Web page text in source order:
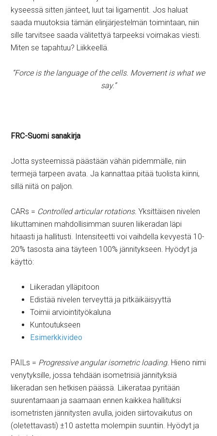
kyseessä sitten jänteet, luut tai ligamentit. Jos haluat
saada muutoksia tämän elinjärjestelmän toimintaan, niin
sille tarvitsee saada välitettyä tarpeeksi voimakas viesti.
Miten se tapahtuu? Liikkeellä.
”Force is the language of the cells. Movement is what we
say.”
FRC-Suomi sanakirja
Jotta systeemissä päästään vähän pidemmälle, niin
termejä tarpeen avata. Ja kannattaa pitää tuolista kiinni,
sillä niitä on paljon.
CARs = Controlled articular rotations.Yksittäisen nivelen
liikuttaminen mahdollisimman suuren liikeradan läpi
hitaasti ja hallitusti. Intensiteetti voi vaihdella kevyestä 10-
20% tasosta aina täyteen 100% jännitykseen. Hyödyt ja
käyttö:
Liikeradan ylläpitoon
Edistää nivelen terveyttä ja pitkäikäisyyttä
Toimii arviointityökaluna
Kuntoutukseen
Esimerkkivideo
PAILs = Progressive angular isometric loading. Hieno nimi
venytyksille, jossa tehdään isometrisiä jännityksiä
liikeradan sen hetkisen päässä. Liikerataa pyritään
suurentamaan ja saamaan ennen kaikkea hallituksi
isometristen jännitysten avulla, joiden siirtovaikutus on
(oletettavasti) ±10 astetta molempiin suuntiin. Hyödyt ja